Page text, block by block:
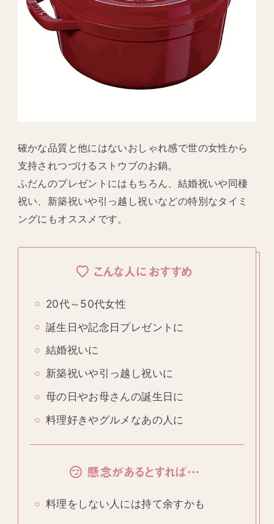
確かな品質と他にはないおしゃれ感で世の女性から
支持されつづけるストウブのお鍋。
ふだんのプレゼントにはもちろん、結婚祝いや同棲
祝い、新築祝いや引っ越し祝いなどの特別なタイミ
ングにもオススメです。
こんな人におすすめ
20代～50代女性
誕生日や記念日プレゼントに
結婚祝いに
新築祝いや引っ越し祝いに
母の日やお母さんの誕生日に
料理好きやグルメなあの人に
懸念があるとすれば…
料理をしない人には持て余すかも